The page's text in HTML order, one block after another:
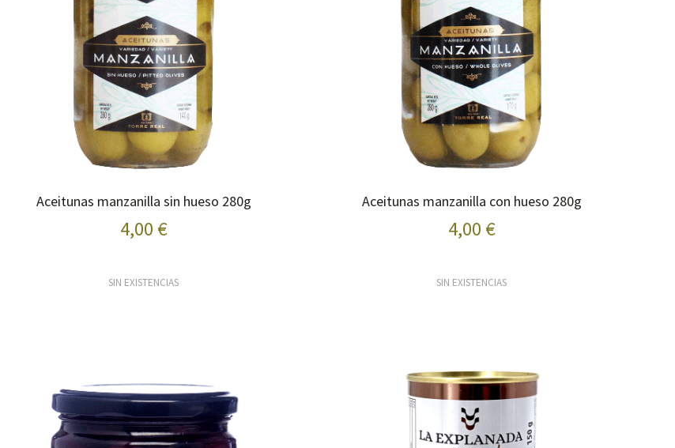
Aceitunas manzanilla sin hueso 280g
4,00 €
SIN EXISTENCIAS
Aceitunas manzanilla con hueso 280g
4,00 €
SIN EXISTENCIAS